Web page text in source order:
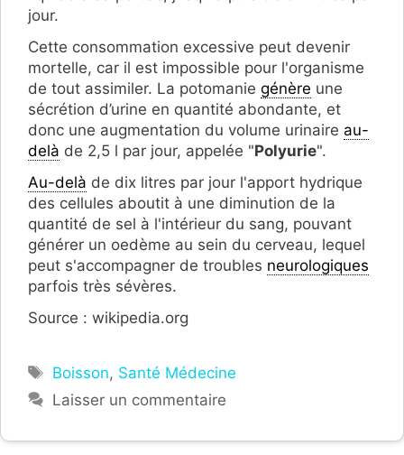
jour.
Cette consommation excessive peut devenir
mortelle, car il est impossible pour l'organisme
de tout assimiler. La potomanie génère une
sécrétion d’urine en quantité abondante, et
donc une augmentation du volume urinaire au-
delà de 2,5 l par jour, appelée "Polyurie".
Au-delà de dix litres par jour l'apport hydrique
des cellules aboutit à une diminution de la
quantité de sel à l'intérieur du sang, pouvant
générer un oedème au sein du cerveau, lequel
peut s'accompagner de troubles neurologiques
parfois très sévères.
Source : wikipedia.org
Étiquettes
Boisson, Santé Médecine
Laisser un commentaire